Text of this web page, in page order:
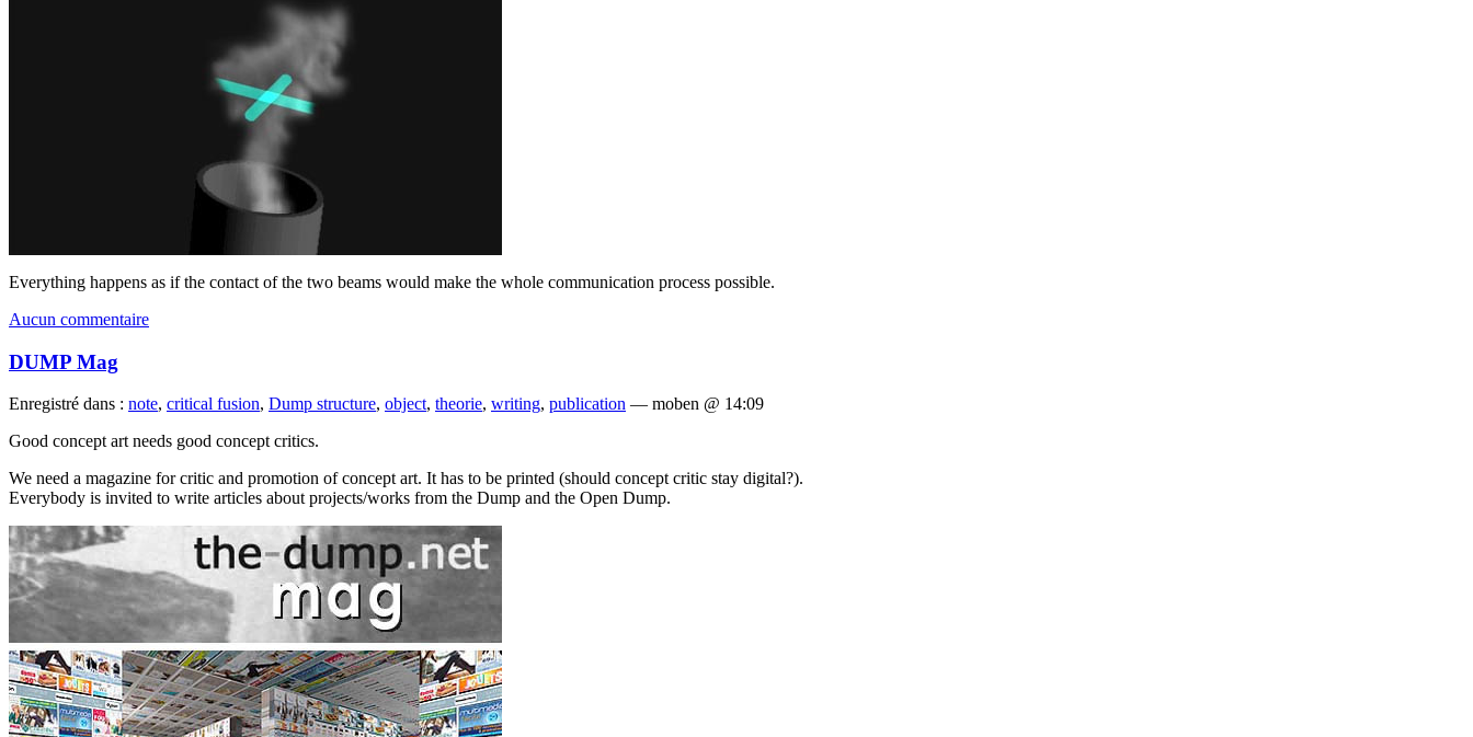
Everything happens as if the contact of the two beams would make the whole communication process possible.
Aucun commentaire
DUMP Mag
Enregistré dans : note, critical fusion, Dump structure, object, theorie, writing, publication — moben @ 14:09
Good concept art needs good concept critics.
We need a magazine for critic and promotion of concept art. It has to be printed (should concept critic stay digital?).
Everybody is invited to write articles about projects/works from the Dump and the Open Dump.